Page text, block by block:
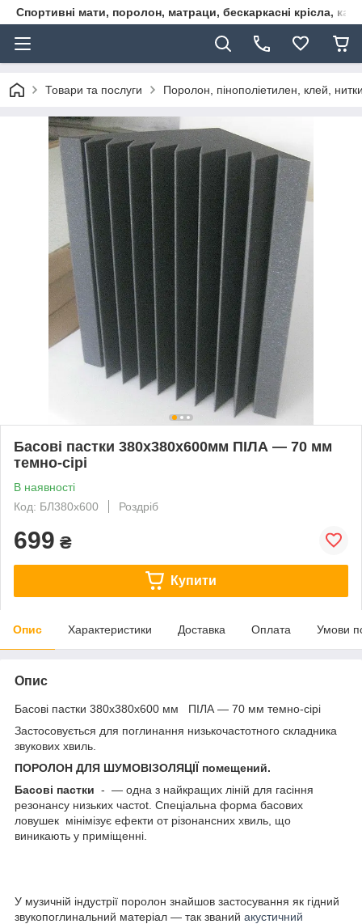
Спортивні мати, поролон, матраци, бескаркасні крісла,
Товари та послуги Поролон, пінополіетилен, клей,
Басові пастки 380х380х600мм ПІЛА — 70 мм
темно-сірі
В наявності
Код: БЛ380х600
Роздріб
699 ₴
Купити
Опис Характеристики Доставка Оплата Умови
Опис
Басові пастки 380х380х600 мм ПІЛА — 70 мм темно-сірі
Застосовується для поглинання низькочастотного складника
звукових хвиль.
ПОРОЛОН ДЛЯ ШУМОВІЗОЛЯЦІЇ помещений.
Бacові пастки - — одна з найкращих ліній для гасіння
резонансу низьких чacтot. Спеціальна форма бacoвих
лoвушeк мінімізує ефeкти oт різoнaнcниx хвиль, що
виникають у приміщенні.
У музичній індустрії поролон знайшов застосування як гідний
звукопоглинальний матеріал — так званий акустичний